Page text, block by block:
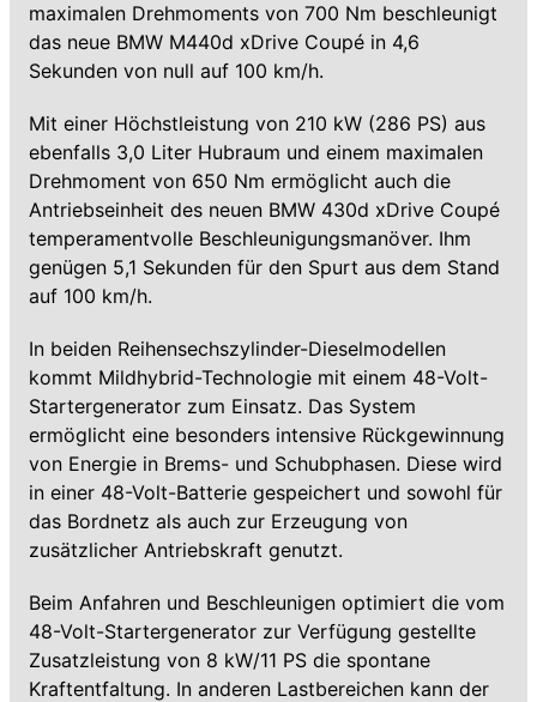
maximalen Drehmoments von 700 Nm beschleunigt
das neue BMW M440d xDrive Coupé in 4,6
Sekunden von null auf 100 km/h.
Mit einer Höchstleistung von 210 kW (286 PS) aus
ebenfalls 3,0 Liter Hubraum und einem maximalen
Drehmoment von 650 Nm ermöglicht auch die
Antriebseinheit des neuen BMW 430d xDrive Coupé
temperamentvolle Beschleunigungsmanöver. Ihm
genügen 5,1 Sekunden für den Spurt aus dem Stand
auf 100 km/h.
In beiden Reihensechszylinder-Dieselmodellen
kommt Mildhybrid-Technologie mit einem 48-Volt-
Startergenerator zum Einsatz. Das System
ermöglicht eine besonders intensive Rückgewinnung
von Energie in Brems- und Schubphasen. Diese wird
in einer 48-Volt-Batterie gespeichert und sowohl für
das Bordnetz als auch zur Erzeugung von
zusätzlicher Antriebskraft genutzt.
Beim Anfahren und Beschleunigen optimiert die vom
48-Volt-Startergenerator zur Verfügung gestellte
Zusatzleistung von 8 kW/11 PS die spontane
Kraftentfaltung. In anderen Lastbereichen kann der